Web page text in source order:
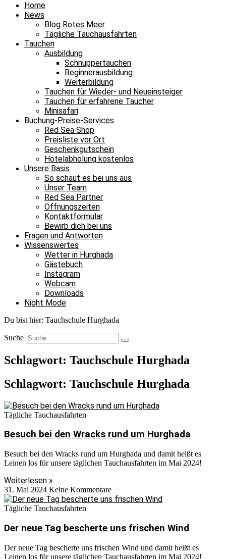
Home
News
Blog Rotes Meer
Tägliche Tauchausfahrten
Tauchen
Ausbildung
Schnuppertauchen
Beginnerausbildung
Weiterbildung
Tauchen für Wieder- und Neueinsteiger
Tauchen für erfahrene Taucher
Minisafari
Buchung-Preise-Services
Red Sea Shop
Preisliste vor Ort
Geschenkgutschein
Hotelabholung kostenlos
Unsere Basis
So schaut es bei uns aus
Unser Team
Red Sea Partner
Öffnungszeiten
Kontaktformular
Bewirb dich bei uns
Fragen und Antworten
Wissenswertes
Wetter in Hurghada
Gästebuch
Instagram
Webcam
Downloads
Night Mode
Du bist hier: Tauchschule Hurghada
Suche
Schlagwort: Tauchschule Hurghada
Schlagwort: Tauchschule Hurghada
Tägliche Tauchausfahrten
Besuch bei den Wracks rund um Hurghada
Besuch bei den Wracks rund um Hurghada und damit heißt es
Leinen los für unsere täglichen Tauchausfahrten im Mai 2024!
Weiterlesen »
31. Mai 2024 Keine Kommentare
Tägliche Tauchausfahrten
Der neue Tag bescherte uns frischen Wind
Der neue Tag bescherte uns frischen Wind und damit heißt es
Leinen los für unsere täglichen Tauchausfahrten im Mai 2024!